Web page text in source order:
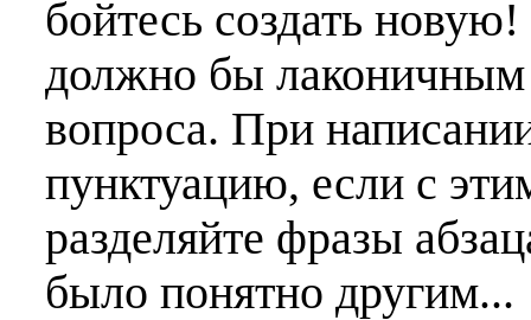
бойтесь создать
должно бы лаконичным
вопроса. При
пунктуацию, если с
разделяйте фразы
было понятно другим...